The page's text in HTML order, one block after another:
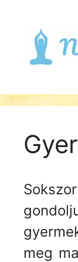
tartalomba
meg